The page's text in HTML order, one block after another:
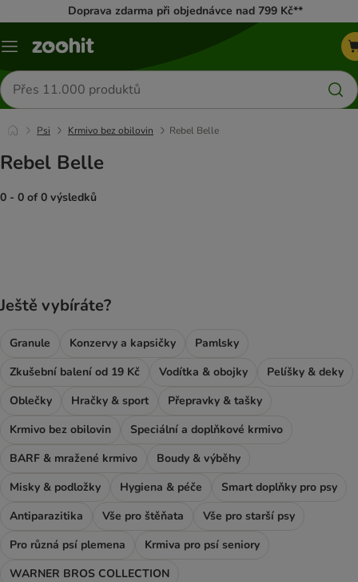
Doprava zdarma při objednávce nad 799 Kč**
Menu
Hledat
produkty
Psi Krmivo bez obilovin Rebel Belle
Rebel Belle
0 - 0 of 0 výsledků
Ještě vybíráte?
Granule Konzervy a kapsičky
Pamlsky
Zkušební balení od 19 Kč
Vodítka & obojky
Pelíšky & deky
Oblečky
Hračky & sport
Přepravky & tašky
Krmivo bez obilovin
Speciální a doplňkové krmivo
BARF & mražené krmivo
Boudy & výběhy
Misky & podložky
Hygiena & péče
Smart doplňky pro psy
Antiparazitika
Vše pro štěňata
Vše pro starší psy
Pro různá psí plemena
Krmiva pro psí seniory
WARNER BROS COLLECTION